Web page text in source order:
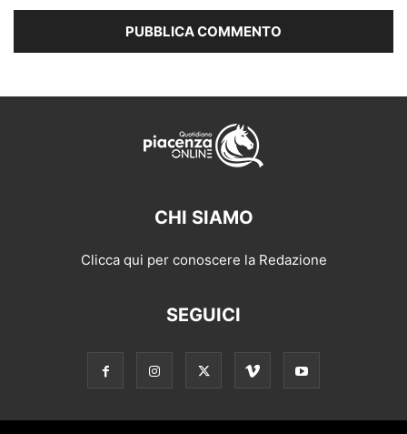
CHI SIAMO
Clicca qui per conoscere la Redazione
SEGUICI